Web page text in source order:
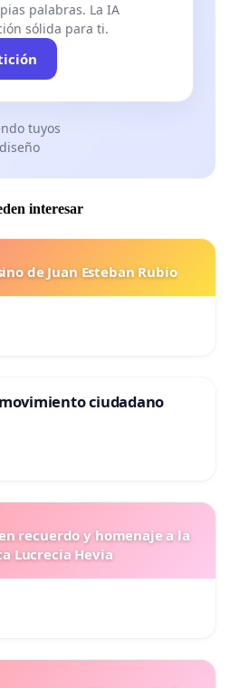
palabras. La IA
sólida para ti.
tuyos
interesar
de Juan Esteban Rubio
ciudadano
recuerdo y homenaje a la
Lucrecia Hevia